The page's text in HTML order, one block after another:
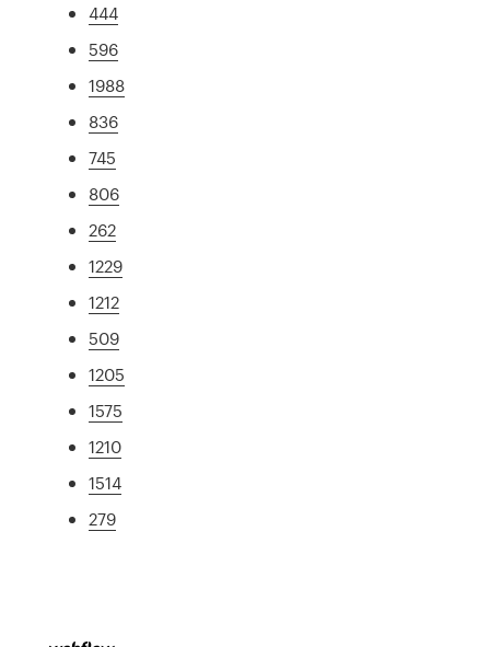
444
596
1988
836
745
806
262
1229
1212
509
1205
1575
1210
1514
279